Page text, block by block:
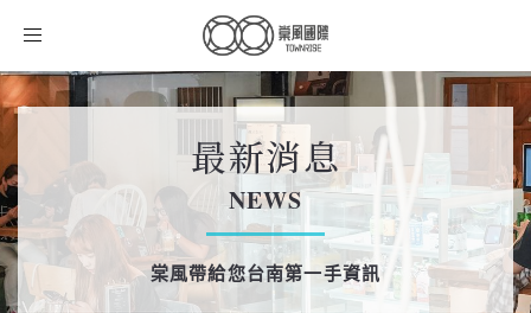
Toggle
最新消息
NEWS
棠風帶給您台南第一手資訊